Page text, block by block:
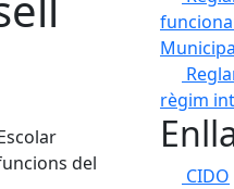
del
règim
CIDO